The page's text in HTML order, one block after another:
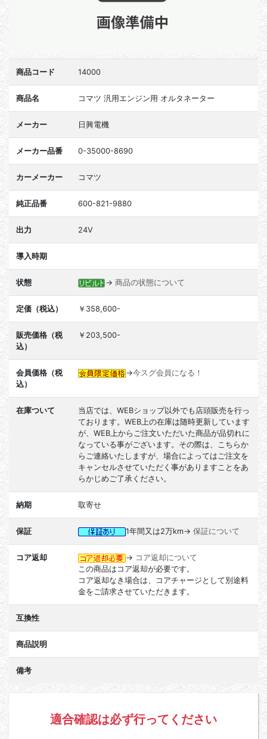
商品コード 14000
商品名 コマツ 汎用エンジン用 オルタネーター
メーカー 日興電機
メーカー品番 0-35000-8690
カーメーカー コマツ
純正品番 600-821-9880
出力 24V
導入時期
状態 → 商品の状態について
定価（税込） ￥358,600-
販売価格（税
込）
￥203,500-
会員価格（税
込）
→今スグ会員になる！
在庫ついて
当店では、WEBショップ以外でも店頭販売を行っ
ております。WEB上の在庫は随時更新しています
が、WEB上からご注文いただいた商品が品切れに
なっている事がございます。その際は、こちらか
らご連絡いたしますが、場合によってはご注文を
キャンセルさせていただく事がありますことをあ
らかじめご了承ください。
納期 取寄せ
保証 1年間又は2万km→ 保証について
コア返却 → コア返却について
この商品はコア返却が必要です。
コア返却なき場合は、コアチャージとして別途料
金をご請求させていただきます。
互換性
商品説明
備考
適合確認は必ず行ってください